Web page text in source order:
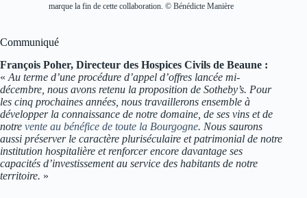
marque la fin de cette collaboration. © Bénédicte Manière
Communiqué
François Poher, Directeur des Hospices Civils de Beaune :
« Au terme d’une procédure d’appel d’offres lancée mi-
décembre, nous avons retenu la proposition de Sotheby’s. Pour
les cinq prochaines années, nous travaillerons ensemble à
développer la connaissance de notre domaine, de ses vins et de
notre vente au bénéfice de toute la Bourgogne. Nous saurons
aussi préserver le caractère pluriséculaire et patrimonial de notre
institution hospitalière et renforcer encore davantage ses
capacités d’investissement au service des habitants de notre
territoire. »